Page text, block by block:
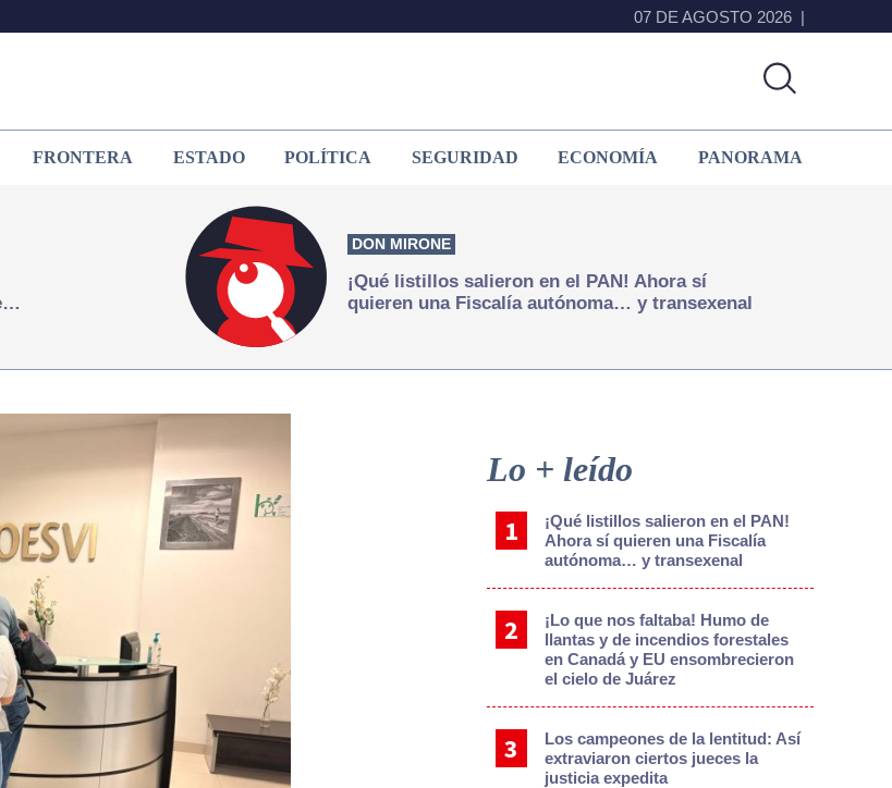
07 DE AGOSTO 2026
FRONTERA ESTADO POLÍTICA SEGURIDAD ECONOMÍA PANORAMA
DON MIRONE
¡Qué listillos salieron en el PAN! Ahora sí
quieren una Fiscalía autónoma… y transexenal
Sidebar
Lo + leído
¡Qué listillos salieron en el PAN!
Ahora sí quieren una Fiscalía
autónoma… y transexenal
¡Lo que nos faltaba! Humo de
llantas y de incendios forestales
en Canadá y EU ensombrecieron
el cielo de Juárez
Los campeones de la lentitud: Así
extraviaron ciertos jueces la
justicia expedita